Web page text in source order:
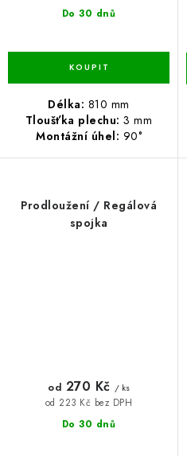
Do 30 dnů
Délka: 810 mm
Tloušťka plechu: 3 mm
Montážní úhel: 90°
Prodloužení / Regálová
spojka
Do 30 dnů
od 223 Kč bez DPH
od 270 Kč / ks